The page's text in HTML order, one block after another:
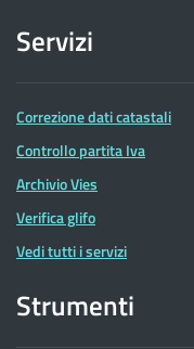
Servizi
Correzione dati catastali
Controllo partita Iva
Archivio Vies
Verifica glifo
Vedi tutti i servizi
Strumenti